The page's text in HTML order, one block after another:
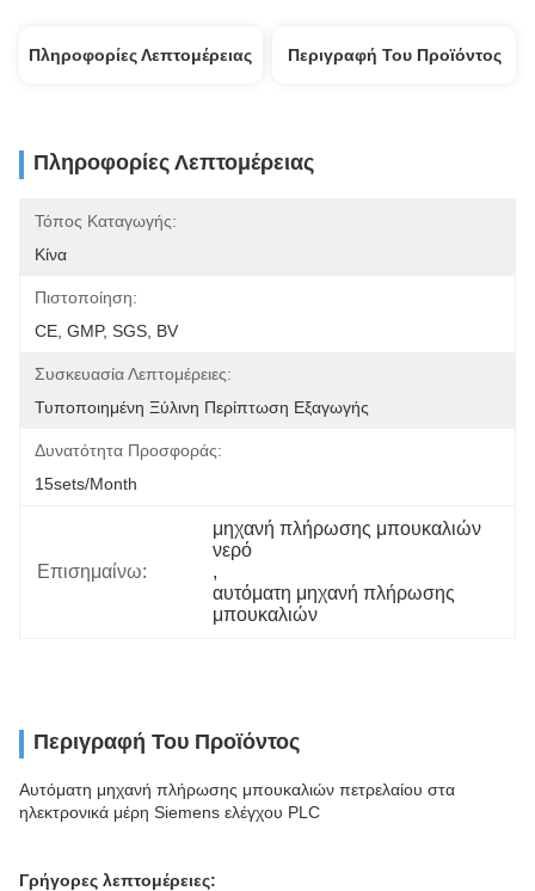
Πληροφορίες Λεπτομέρειας Περιγραφή Του Προϊόντος
Πληροφορίες Λεπτομέρειας
Τόπος Καταγωγής:
Κίνα
Πιστοποίηση:
CE, GMP, SGS, BV
Συσκευασία Λεπτομέρειες:
Τυποποιημένη Ξύλινη Περίπτωση Εξαγωγής
Δυνατότητα Προσφοράς:
15sets/month
Επισημαίνω:
μηχανή πλήρωσης μπουκαλιών
νερό
,
αυτόματη μηχανή πλήρωσης
μπουκαλιών
Περιγραφή Του Προϊόντος
Αυτόματη μηχανή πλήρωσης μπουκαλιών πετρελαίου στα
ηλεκτρονικά μέρη Siemens ελέγχου PLC
Γρήγορες λεπτομέρειες: